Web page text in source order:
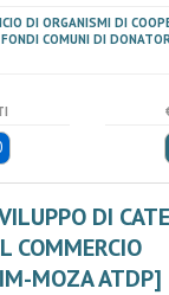
DI ORGANISMI DI
COMUNI DI
DI
COMMERCIO
MOZA ATDP]